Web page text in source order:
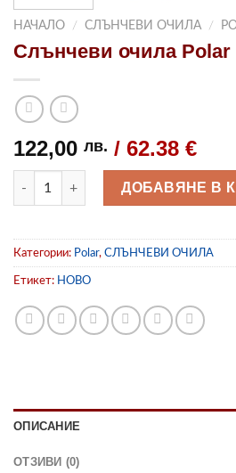
НАЧАЛО / СЛЪНЧЕВИ ОЧИЛА /
Слънчеви очила Polar
122,00 лв. / 62.38 €
количество за Слънчеви очила
ДОБАВЯНЕ В
Категории: Polar, СЛЪНЧЕВИ ОЧИЛА
Етикет: НОВО
ОПИСАНИЕ
ОТЗИВИ (0)